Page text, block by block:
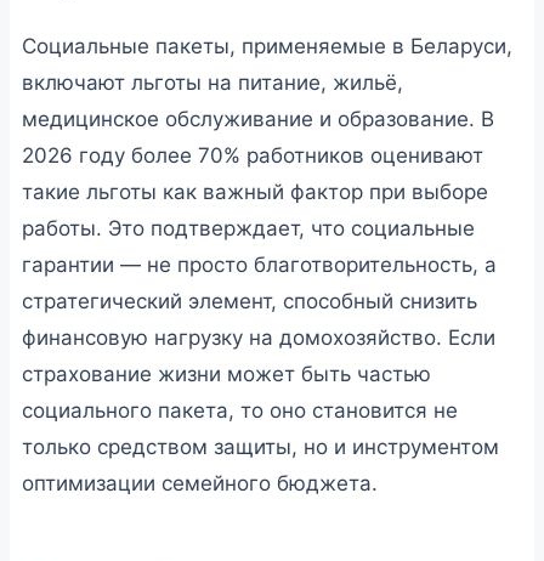
Социальные пакеты, применяемые в Беларуси,
включают льготы на питание, жильё,
медицинское обслуживание и образование. В
2026 году более 70% работников оценивают
такие льготы как важный фактор при выборе
работы. Это подтверждает, что социальные
гарантии — не просто благотворительность, а
стратегический элемент, способный снизить
финансовую нагрузку на домохозяйство. Если
страхование жизни может быть частью
социального пакета, то оно становится не
только средством защиты, но и инструментом
оптимизации семейного бюджета.